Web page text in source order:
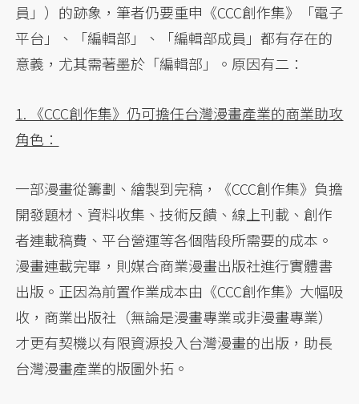
員」）的跡象，筆者仍要重申《CCC創作集》「電子
平台」、「編輯部」、「編輯部成員」都有存在的
意義，尤其需著墨於「編輯部」。原因有二：
1. 《CCC創作集》仍可擔任台灣漫畫產業的商業助攻
角色：
一部漫畫從籌劃、繪製到完稿，《CCC創作集》負擔
開發題材、資料收集、技術反饋、線上刊載、創作
者連載稿費、平台營運等各個階段所需要的成本。
漫畫連載完畢，則媒合商業漫畫出版社進行實體書
出版。正因為前置作業成本由《CCC創作集》大幅吸
收，商業出版社（無論是漫畫專業或非漫畫專業）
才更有契機以有限資源投入台灣漫畫的出版，助長
台灣漫畫產業的版圖外拓。